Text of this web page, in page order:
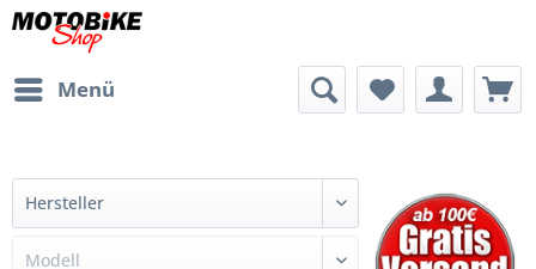
Menü